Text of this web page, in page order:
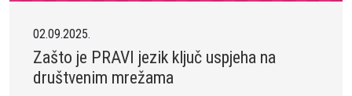
02.09.2025.
Zašto je PRAVI jezik ključ uspjeha na
društvenim mrežama